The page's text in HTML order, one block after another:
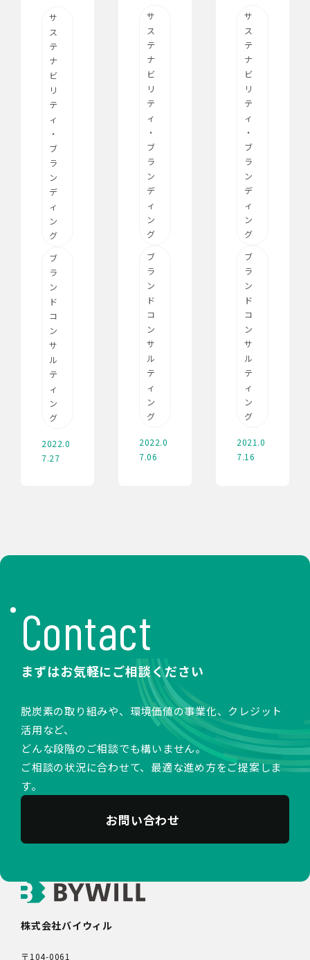
サ
ス
テ
ナ
ビ
リ
テ
ィ
・
ブ
ラ
ン
デ
ィ
ン
グ
ブ
ラ
ン
ド
コ
ン
サ
ル
テ
ィ
ン
グ
2022.0
7.27
サ
ス
テ
ナ
ビ
リ
テ
ィ
・
ブ
ラ
ン
デ
ィ
ン
グ
ブ
ラ
ン
ド
コ
ン
サ
ル
テ
ィ
ン
グ
2022.0
7.06
サ
ス
テ
ナ
ビ
リ
テ
ィ
・
ブ
ラ
ン
デ
ィ
ン
グ
ブ
ラ
ン
ド
コ
ン
サ
ル
テ
ィ
ン
グ
2021.0
7.16
Contact
まずはお気軽にご相談ください
脱炭素の取り組みや、環境価値の事業化、クレジット
活用など、
どんな段階のご相談でも構いません。
ご相談の状況に合わせて、最適な進め方をご提案しま
す。
お問い合わせ
株式会社バイウィル
〒104-0061